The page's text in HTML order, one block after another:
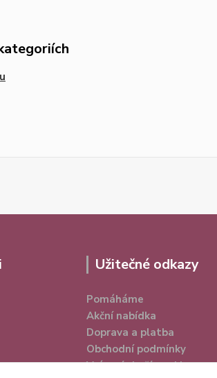
Užitečné odkazy
Pomáháme
Akční nabídka
Doprava a platba
Obchodní podmínky
Vrácení zboží a reklamace